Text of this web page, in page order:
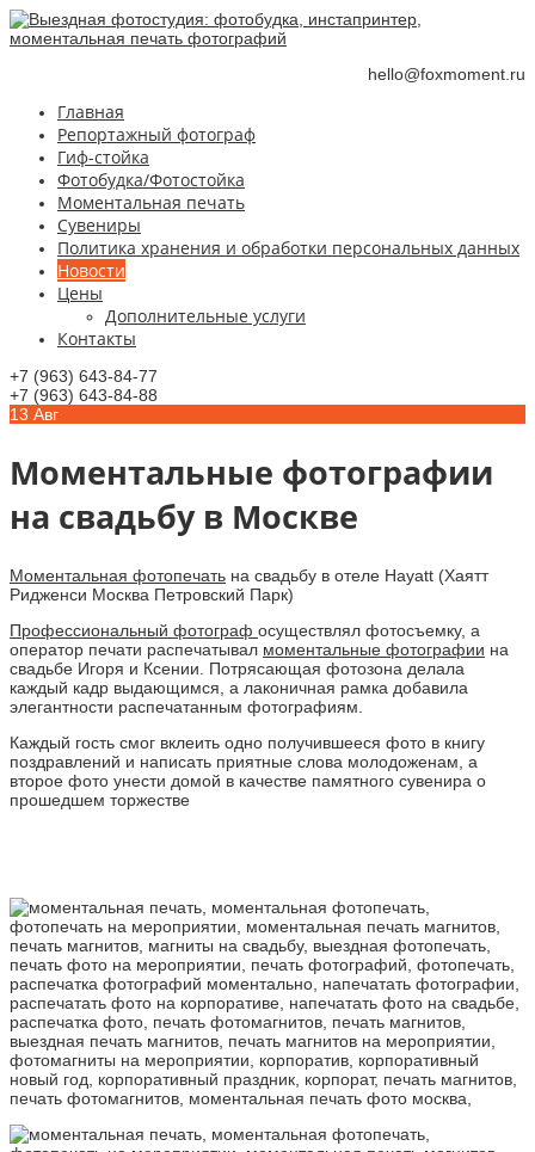
hello@foxmoment.ru
Главная
Репортажный фотограф
Гиф-стойка
Фотобудка/Фотостойка
Моментальная печать
Сувениры
Политика хранения и обработки персональных данных
Новости
Цены
Дополнительные услуги
Контакты
+7 (963) 643-84-77
+7 (963) 643-84-88
13 Авг
Моментальные фотографии
на свадьбу в Москве
Моментальная фотопечать на свадьбу в отеле Hayatt (Хаятт
Ридженси Москва Петровский Парк)
Профессиональный фотограф осуществлял фотосъемку, а
оператор печати распечатывал моментальные фотографии на
свадьбе Игоря и Ксении. Потрясающая фотозона делала
каждый кадр выдающимся, а лаконичная рамка добавила
элегантности распечатанным фотографиям.
Каждый гость смог вклеить одно получившееся фото в книгу
поздравлений и написать приятные слова молодоженам, а
второе фото унести домой в качестве памятного сувенира о
прошедшем торжестве